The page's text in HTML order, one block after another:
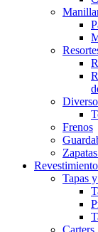
Frenos
Revestimiento
Tapas
Carters